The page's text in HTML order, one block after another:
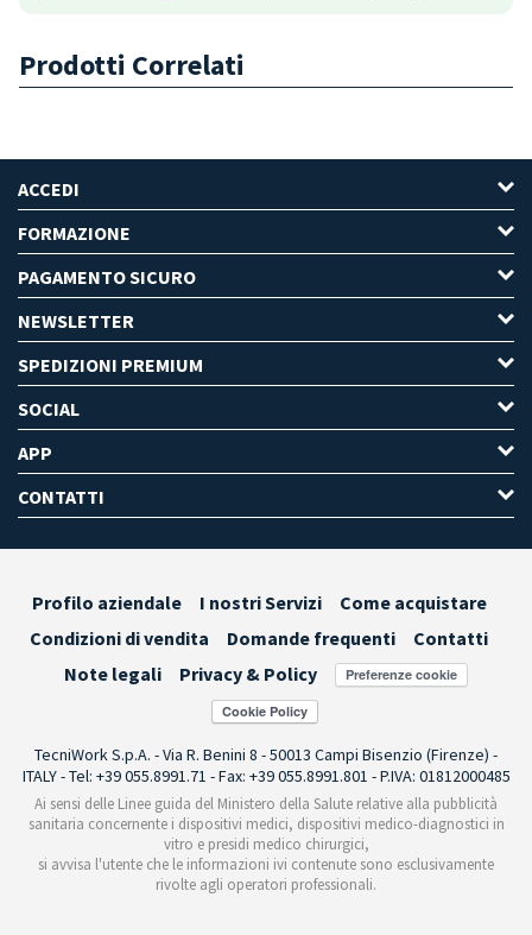
Prodotti Correlati
ACCEDI
FORMAZIONE
PAGAMENTO SICURO
NEWSLETTER
SPEDIZIONI PREMIUM
SOCIAL
APP
CONTATTI
Profilo aziendale I nostri Servizi
Come acquistare
Condizioni di vendita
Domande frequenti
Contatti
Note legali
Privacy & Policy Preferenze cookie
TecniWork S.p.A. - Via R. Benini 8 - 50013 Campi Bisenzio (Firenze) -
ITALY - Tel: +39 055.8991.71 - Fax: +39 055.8991.801 - P.IVA: 01812000485
Ai sensi delle Linee guida del Ministero della Salute relative alla pubblicità
sanitaria concernente i dispositivi medici, dispositivi medico-diagnostici in
vitro e presidi medico chirurgici,
si avvisa l'utente che le informazioni ivi contenute sono esclusivamente
rivolte agli operatori professionali.